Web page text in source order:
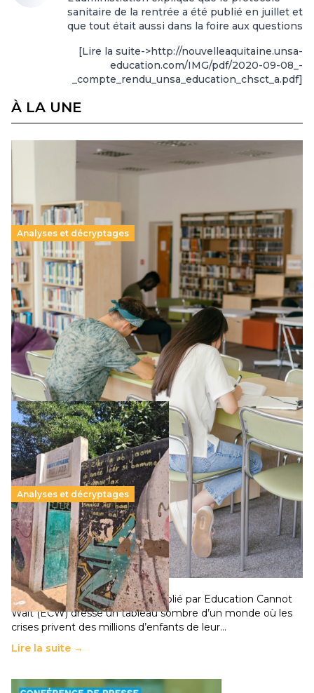
sanitaire de la rentrée a été publié en juillet et
que tout était aussi dans la foire aux questions
[Lire la suite->http://nouvelleaquitaine.unsa-
education.com/IMG/pdf/2020-09-08_-
_compte_rendu_unsa_education_chsct_a.pdf]
À LA UNE
Analyses et décryptages
Supérieur privé : une dérive qui met à mal la
promesse républicaine
11 juillet 2026-
Le projet de loi sur la régulation de l’enseignement
supérieur privé met en lumière l’amplification d’un système
qui relègue l’acte pédagogique au superfétatoire, voire à…
Lire la suite →
Analyses et décryptages
258 millions d’enfants victimes de la guerre, des
chocs climatiques et des déplacements de
population
11 juillet 2026- National
Un nouveau rapport mondial publié par Education Cannot
Wait (ECW) dresse un tableau sombre d’un monde où les
crises privent des millions d’enfants de leur…
Lire la suite →